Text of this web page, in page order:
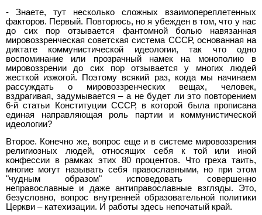
- Знаете, тут несколько сложных взаимопереплетенных
факторов. Первый. Повторюсь, но я убежден в том, что у нас
до сих пор отзывается фантомной болью навязанная
мировоззренческая советская система СССР, основанная на
диктате коммунистической идеологии, так что одно
воспоминание или прозрачный намек на монополию в
мировоззрении до сих пор отзывается у многих людей
жесткой изжогой. Поэтому всякий раз, когда мы начинаем
рассуждать о мировоззренческих вещах, человек,
вздрагивая, задумывается – а не будет ли это повторением
6-й статьи Конституции СССР, в которой была прописана
единая направляющая роль партии и коммунистической
идеологии?
Второе. Конечно же, вопрос еще и в системе мировоззрения
религиозных людей, относящих себя к той или иной
конфессии в рамках этих 80 процентов. Что греха таить,
многие могут называть себя православными, но при этом
"чудным образом" исповедовать совершенно
неправославные и даже антиправославные взгляды. Это,
безусловно, вопрос внутренней образовательной политики
Церкви – катехизации. И работы здесь непочатый край.